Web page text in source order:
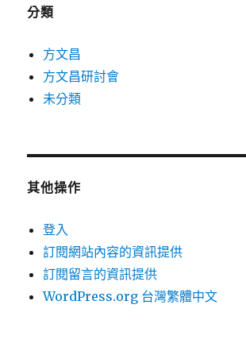
分類
方文昌
方文昌研討會
未分類
其他操作
登入
訂閱網站內容的資訊提供
訂閱留言的資訊提供
WordPress.org 台灣繁體中文